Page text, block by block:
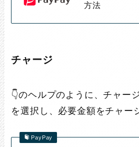
方法
チャージ
👇のヘルプのように、チャー
を選択し、必要金額をチャー
PayPay